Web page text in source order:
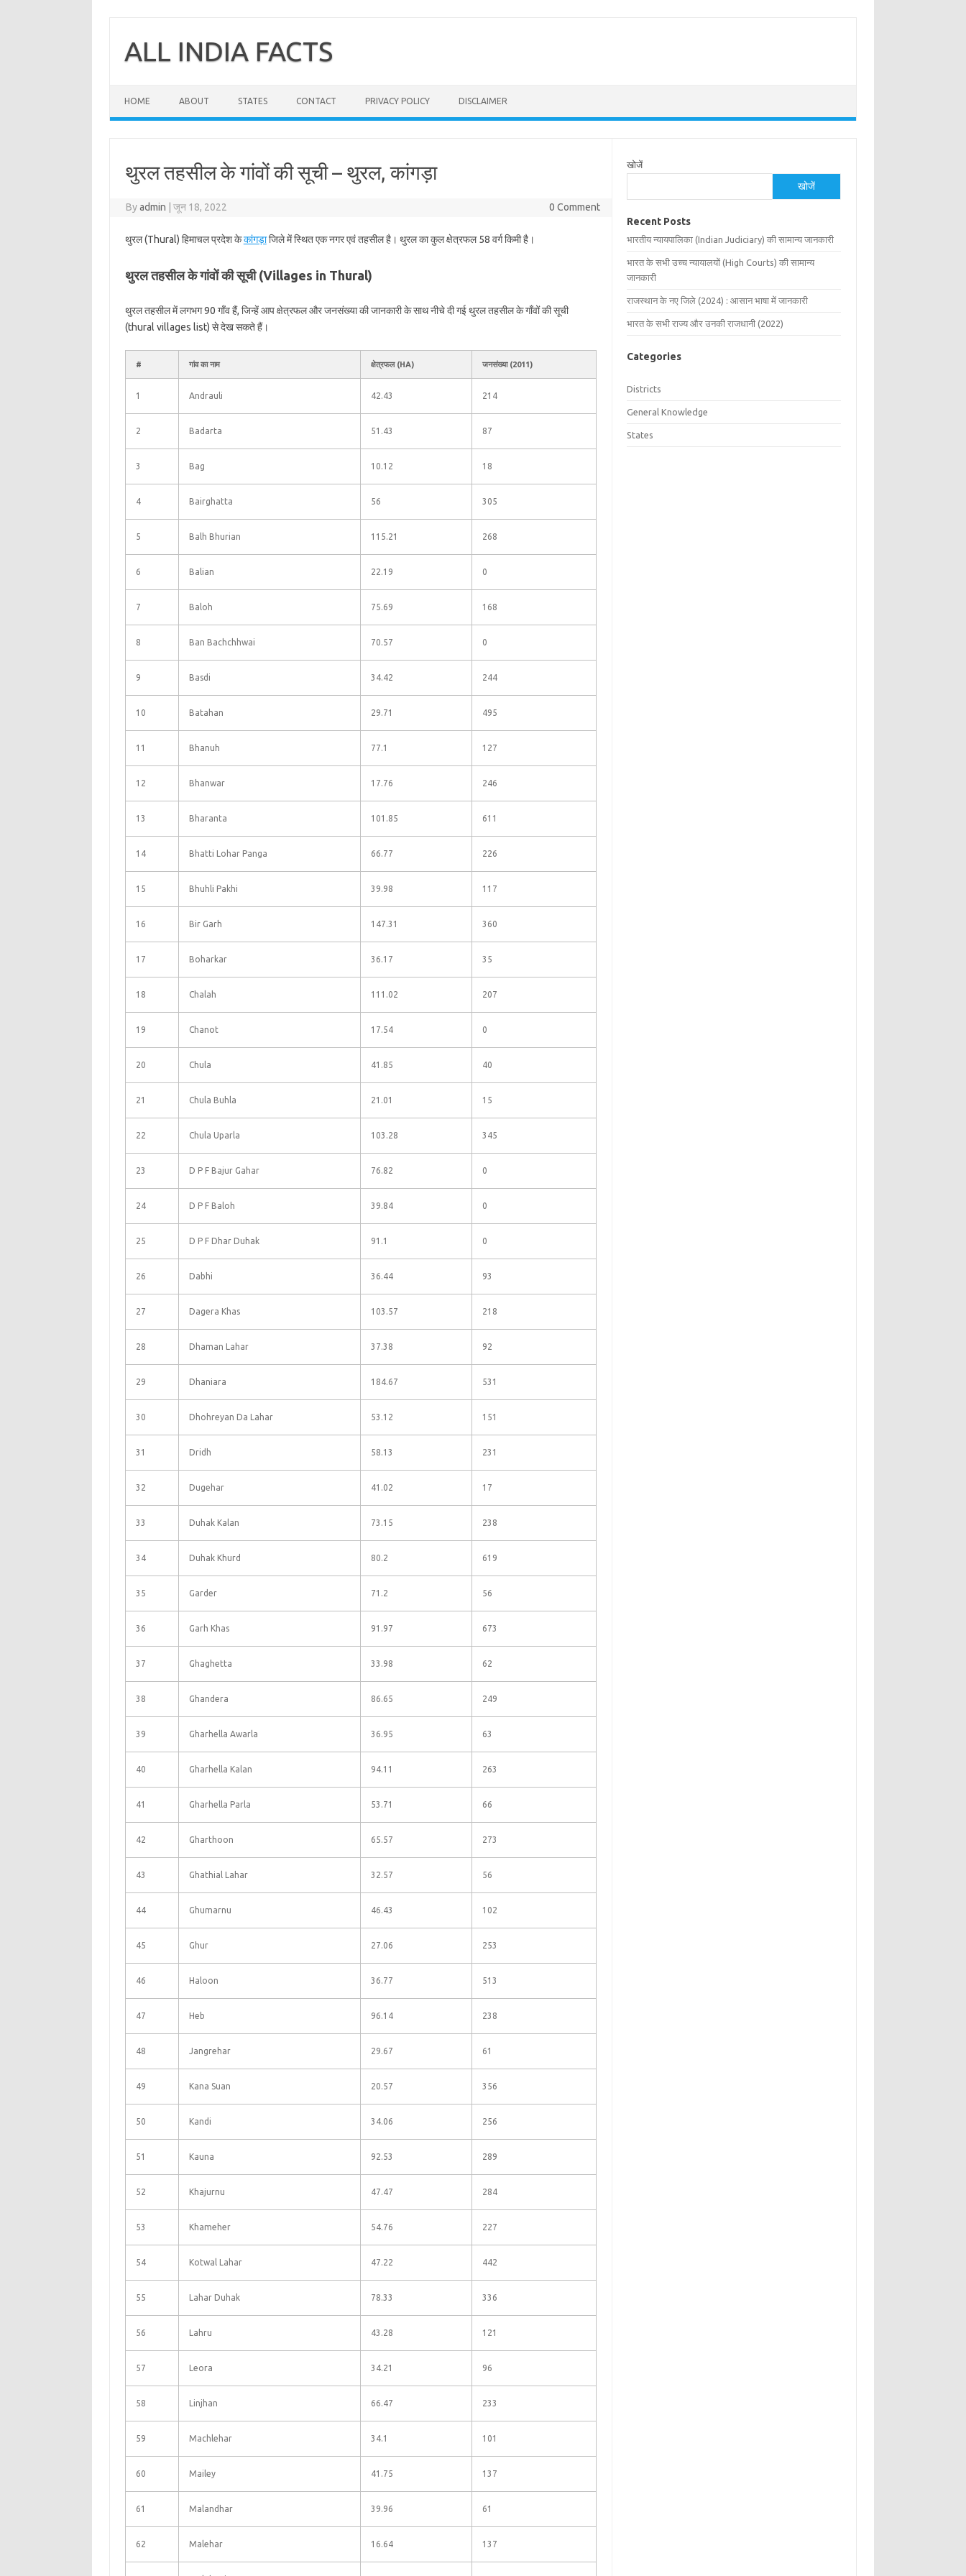
contentALL INDIA FACTS
HOME ABOUT STATES CONTACT PRIVACY POLICY DISCLAIMER
थुरल तहसील के गांवों की सूची – थुरल, कांगड़ा
Byadmin जून 18, 2022 0 Comment
थुरल (Thural) हिमाचल प्रदेश केकांगड़ाजिले में स्थित एक नगर एवं तहसील है। थुरल का कुल क्षेत्रफल 58 वर्ग किमी है।
थुरल तहसील के गांवों की सूची (Villages in Thural)
थुरल तहसील में लगभग 90 गाँव हैं, जिन्हें आप क्षेत्रफल और जनसंख्या की जानकारी के साथ नीचे दी गई थुरल तहसील के गाँवों की सूची
(thural villages list) से देख सकते हैं।
# गांव का नाम क्षेत्रफल (HA) जनसंख्या (2011)
1 Andrauli 42.43 214
2 Badarta 51.43 87
3 Bag 10.12 18
4 Bairghatta 56 305
5 Balh Bhurian 115.21 268
6 Balian 22.19 0
7 Baloh 75.69 168
8 Ban Bachchhwai 70.57 0
9 Basdi 34.42 244
10 Batahan 29.71 495
11 Bhanuh 77.1 127
12 Bhanwar 17.76 246
13 Bharanta 101.85 611
14 Bhatti Lohar Panga 66.77 226
15 Bhuhli Pakhi 39.98 117
16 Bir Garh 147.31 360
17 Boharkar 36.17 35
18 Chalah 111.02 207
19 Chanot 17.54 0
20 Chula 41.85 40
21 Chula Buhla 21.01 15
22 Chula Uparla 103.28 345
23 D P F Bajur Gahar 76.82 0
24 D P F Baloh 39.84 0
25 D P F Dhar Duhak 91.1 0
26 Dabhi 36.44 93
27 Dagera Khas 103.57 218
28 Dhaman Lahar 37.38 92
29 Dhaniara 184.67 531
30 Dhohreyan Da Lahar 53.12 151
31 Dridh 58.13 231
32 Dugehar 41.02 17
33 Duhak Kalan 73.15 238
34 Duhak Khurd 80.2 619
35 Garder 71.2 56
36 Garh Khas 91.97 673
37 Ghaghetta 33.98 62
38 Ghandera 86.65 249
39 Gharhella Awarla 36.95 63
40 Gharhella Kalan 94.11 263
41 Gharhella Parla 53.71 66
42 Gharthoon 65.57 273
43 Ghathial Lahar 32.57 56
44 Ghumarnu 46.43 102
45 Ghur 27.06 253
46 Haloon 36.77 513
47 Heb 96.14 238
48 Jangrehar 29.67 61
49 Kana Suan 20.57 356
50 Kandi 34.06 256
51 Kauna 92.53 289
52 Khajurnu 47.47 284
53 Khameher 54.76 227
54 Kotwal Lahar 47.22 442
55 Lahar Duhak 78.33 336
56 Lahru 43.28 121
57 Leora 34.21 96
58 Linjhan 66.47 233
59 Machlehar 34.1 101
60 Mailey 41.75 137
61 Malandhar 39.96 61
62 Malehar 16.64 137
खोजें
खोजें
Recent Posts
भारतीय न्यायपालिका (Indian Judiciary) की सामान्य जानकारी
भारत के सभी उच्च न्यायालयों (High Courts) की सामान्य
जानकारी
राजस्थान के नए जिले (2024) : आसान भाषा में जानकारी
भारत के सभी राज्य और उनकी राजधानी (2022)
Categories
Districts
General Knowledge
States